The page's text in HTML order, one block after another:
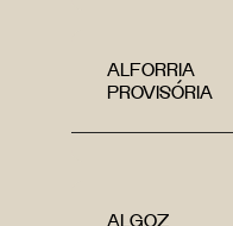
ALFORRIA
PROVISÓRIA
ALGOZ